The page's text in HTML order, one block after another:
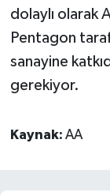
dolaylı olarak
Pentagon
sanayine
gerekiyor.
Kaynak: AA